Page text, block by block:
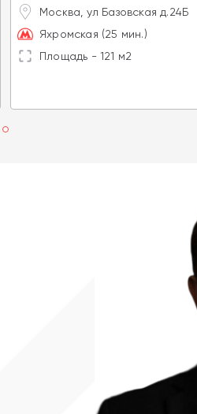
Москва, ул Базовская д.24Б
Яхромская (25 мин.)
Площадь - 121 м2